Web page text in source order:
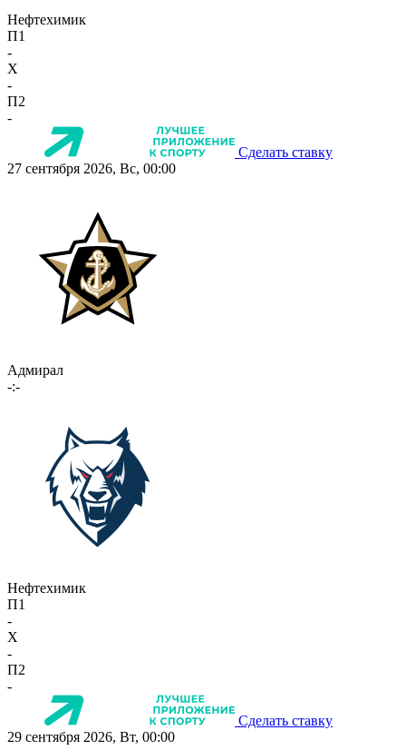
Нефтехимик
П1
-
X
-
П2
-
Сделать ставку
27 сентября 2026, Вс, 00:00
Адмирал
-:-
Нефтехимик
П1
-
X
-
П2
-
Сделать ставку
29 сентября 2026, Вт, 00:00